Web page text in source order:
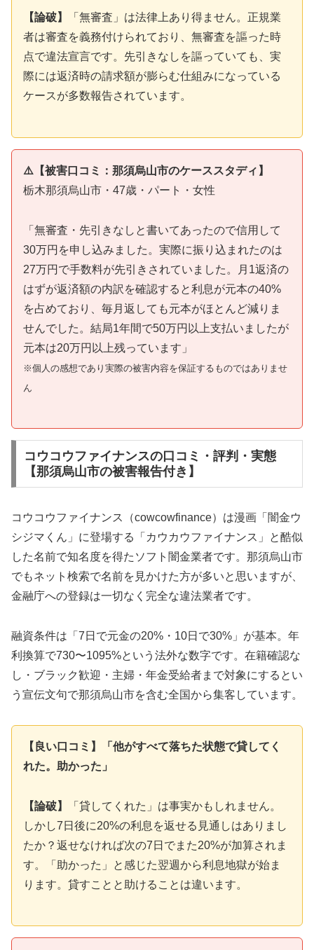
【論破】
「無審査」は法律上あり得ません。正規業
者は審査を義務付けられており、無審査を謳った時
点で違法宣言です。先引きなしを謳っていても、実
際には返済時の請求額が膨らむ仕組みになっている
ケースが多数報告されています。
⚠️【被害口コミ：那須烏山市のケーススタディ】
栃木那須烏山市・47歳・パート・女性
「無審査・先引きなしと書いてあったので信用して
30万円を申し込みました。実際に振り込まれたのは
27万円で手数料が先引きされていました。月1返済の
はずが返済額の内訳を確認すると利息が元本の40%
を占めており、毎月返しても元本がほとんど減りま
せんでした。結局1年間で50万円以上支払いましたが
元本は20万円以上残っています」
※個人の感想であり実際の被害内容を保証するものではありませ
ん
コウコウファイナンスの口コミ・評判・実態
【那須烏山市の被害報告付き】
コウコウファイナンス（cowcowfinance）は漫画「闇金ウ
シジマくん」に登場する「カウカウファイナンス」と酷似
した名前で知名度を得たソフト闇金業者です。那須烏山市
でもネット検索で名前を見かけた方が多いと思いますが、
金融庁への登録は一切なく完全な違法業者です。
融資条件は「7日で元金の20%・10日で30%」が基本。年
利換算で730〜1095%という法外な数字です。在籍確認な
し・ブラック歓迎・主婦・年金受給者まで対象にするとい
う宣伝文句で那須烏山市を含む全国から集客しています。
【良い口コミ】「他がすべて落ちた状態で貸してく
れた。助かった」
【論破】
「貸してくれた」は事実かもしれません。
しかし7日後に20%の利息を返せる見通しはありまし
たか？返せなければ次の7日でまた20%が加算されま
す。「助かった」と感じた翌週から利息地獄が始ま
ります。貸すことと助けることは違います。